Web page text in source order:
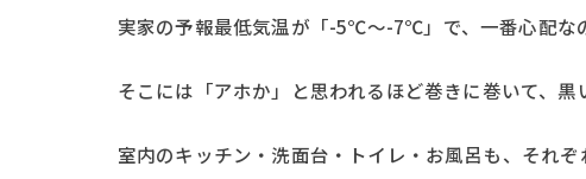
実家の予報最低気温が「-5℃～-7℃」で、一番心配な
そこには「アホか」と思われるほど巻きに巻いて、黒
室内のキッチン・洗面台・トイレ・お風呂も、それ